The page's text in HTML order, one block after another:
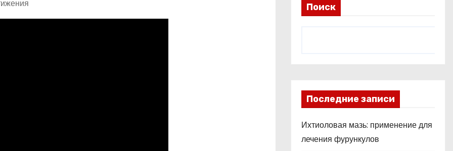
Поиск
Последние записи
Ихтиоловая мазь: применение для
лечения фурункулов